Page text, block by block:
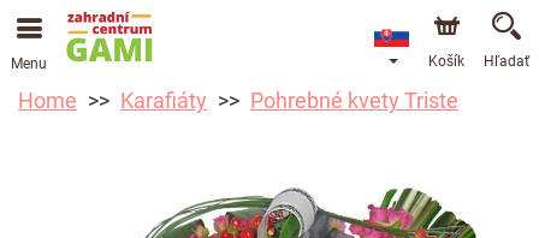
Menu Košík Hľadať
Home Karafiáty Pohrebné kvety Triste